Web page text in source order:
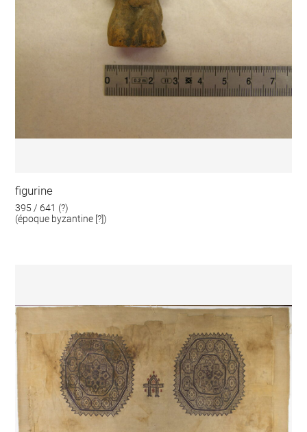
figurine
395 / 641 (?)
(époque byzantine [?])